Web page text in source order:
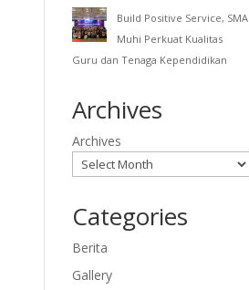
Build Positive Service, SMA
Muhi Perkuat Kualitas
Guru dan Tenaga Kependidikan
Archives
Archives
Categories
Berita
Gallery